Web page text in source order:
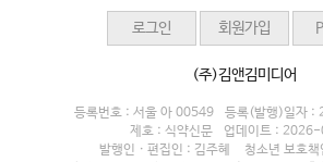
로그인 회원가입
(주)김앤김미디어
등록번호 : 서울 아 00549
등록(발행)일자 :
제호 : 식약신문
업데이트 :
발행인 · 편집인 : 김주혜
청소년 보호책